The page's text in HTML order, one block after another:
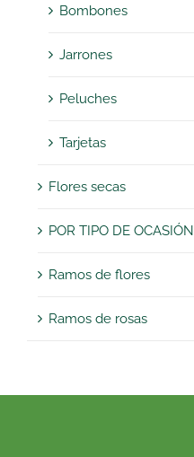
Bombones
Jarrones
Peluches
Tarjetas
Flores secas
POR TIPO DE OCASIÓN
Ramos de flores
Ramos de rosas